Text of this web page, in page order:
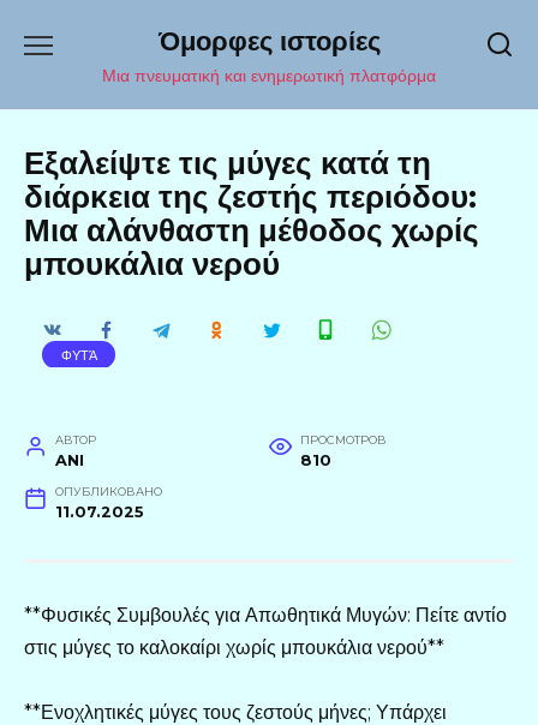
содержанию
Όμορφες ιστορίες
Μια πνευματική και ενημερωτική πλατφόρμα
Εξαλείψτε τις μύγες κατά τη
διάρκεια της ζεστής περιόδου:
Μια αλάνθαστη μέθοδος χωρίς
μπουκάλια νερού
ΦΥΤΆ
АВТОР
ANI
ПРОСМОТРОВ
810
ОПУБЛИКОВАНО
11.07.2025
**Φυσικές Συμβουλές για Απωθητικά Μυγών: Πείτε αντίο
στις μύγες το καλοκαίρι χωρίς μπουκάλια νερού**
**Ενοχλητικές μύγες τους ζεστούς μήνες; Υπάρχει